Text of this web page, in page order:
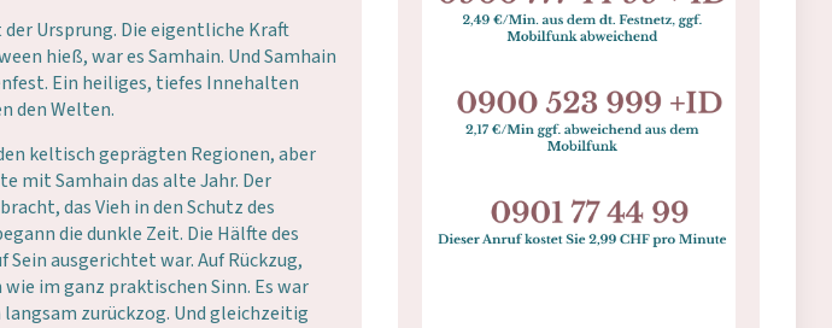
Ursprung. Die eigentliche Kraft
hieß, war es Samhain. Und Samhain
Ein heiliges, tiefes Innehalten
den Welten.
keltisch geprägten Regionen, aber
mit Samhain das alte Jahr. Der
das Vieh in den Schutz des
die dunkle Zeit. Die Hälfte des
Sein ausgerichtet war. Auf Rückzug,
im ganz praktischen Sinn. Es war
zurückzog. Und gleichzeitig